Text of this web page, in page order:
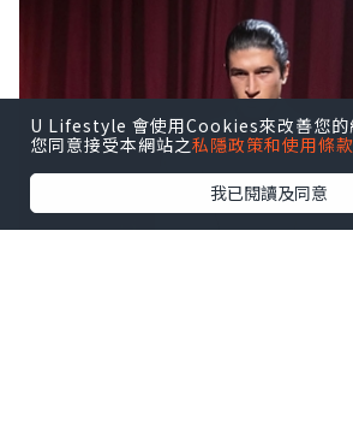
U Lifestyle 會使用Cookies來改善您的
您同意接受本網站之私隱政策和使用條款
我已閱讀及同意